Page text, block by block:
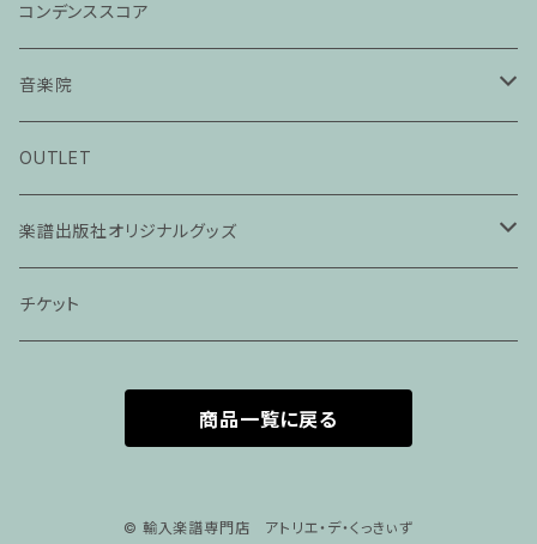
コンデンススコア
音楽院
ピアノ科３０分レッスン
ピアノ科４５分レッスン
家族割プラン
家族割適用プラン2
声楽ピアノ４５分レッスン
ヴァイオリンピアノ６０分レッスン
OUTLET
楽譜出版社オリジナルグッズ
アパレル
チケット
商品一覧に戻る
© 輸入楽譜専門店 アトリエ・デ・くっきぃず